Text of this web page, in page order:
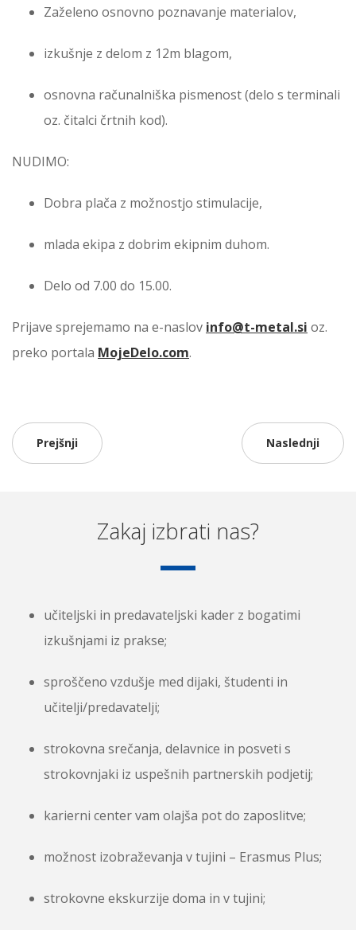
Zaželeno osnovno poznavanje materialov,
izkušnje z delom z 12m blagom,
osnovna računalniška pismenost (delo s terminali
oz. čitalci črtnih kod).
NUDIMO:
Dobra plača z možnostjo stimulacije,
mlada ekipa z dobrim ekipnim duhom.
Delo od 7.00 do 15.00.
Prijave sprejemamo na e-naslov info@t-metal.si oz.
preko portala MojeDelo.com.
Prejšnji Naslednji
Zakaj izbrati nas?
učiteljski in predavateljski kader z bogatimi
izkušnjami iz prakse;
sproščeno vzdušje med dijaki, študenti in
učitelji/predavatelji;
strokovna srečanja, delavnice in posveti s
strokovnjaki iz uspešnih partnerskih podjetij;
karierni center vam olajša pot do zaposlitve;
možnost izobraževanja v tujini – Erasmus Plus;
strokovne ekskurzije doma in v tujini;